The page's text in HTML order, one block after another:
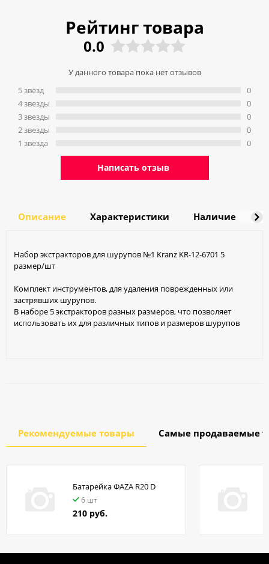
Рейтинг товара
0.0
У данного товара пока нет отзывов
5 звёзд
4 звeзды
3 звeзды
2 звeзды
1 звeзда
0
0
0
0
0
Написать отзыв
Описание Характеристики Наличие
Набор экстракторов для шурупов №1 Kranz KR-12-6701 5
размер/шт
Комплект инструментов, для удаления поврежденных или
застрявших шурупов.
В наборе 5 экстракторов разных размеров, что позволяет
использовать их для различных типов и размеров шурупов
Рекомендуемые товары Самые продаваемые
Батарейка ФАZA R20 D
6 шт
210 руб.